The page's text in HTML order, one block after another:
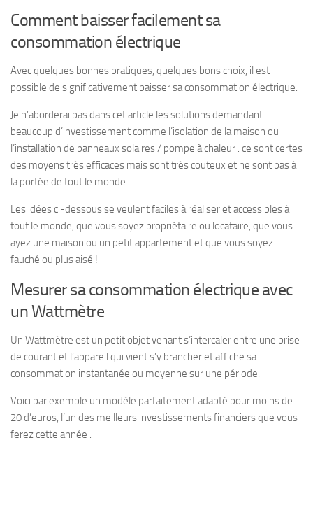
Comment baisser facilement sa
consommation électrique
Avec quelques bonnes pratiques, quelques bons choix, il est
possible de significativement baisser sa consommation électrique.
Je n’aborderai pas dans cet article les solutions demandant
beaucoup d’investissement comme l’isolation de la maison ou
l’installation de panneaux solaires / pompe à chaleur : ce sont certes
des moyens très efficaces mais sont très couteux et ne sont pas à
la portée de tout le monde.
Les idées ci-dessous se veulent faciles à réaliser et accessibles à
tout le monde, que vous soyez propriétaire ou locataire, que vous
ayez une maison ou un petit appartement et que vous soyez
fauché ou plus aisé !
Mesurer sa consommation électrique avec
un Wattmètre
Un Wattmètre est un petit objet venant s’intercaler entre une prise
de courant et l’appareil qui vient s’y brancher et affiche sa
consommation instantanée ou moyenne sur une période.
Voici par exemple un modèle parfaitement adapté pour moins de
20 d’euros, l’un des meilleurs investissements financiers que vous
ferez cette année :